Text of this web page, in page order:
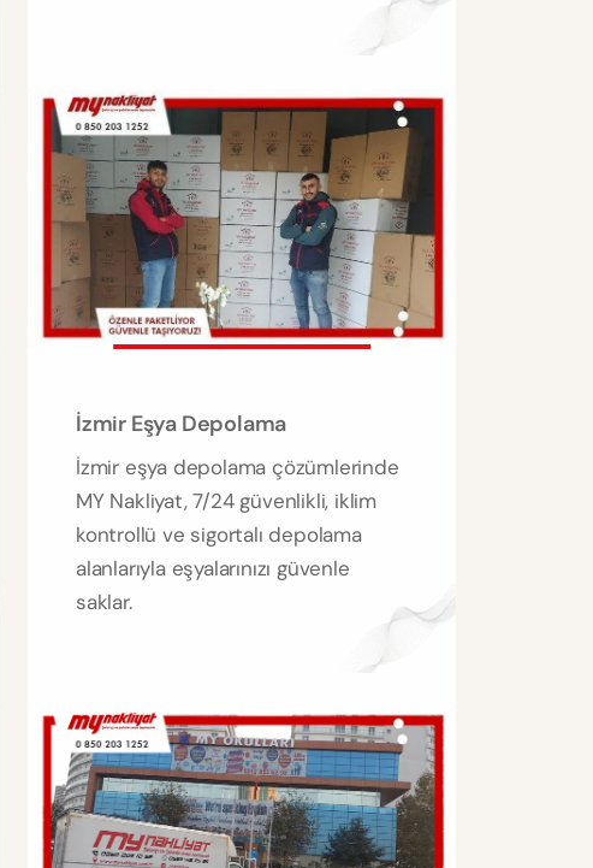
İzmir Eşya Depolama
İzmir eşya depolama çözümlerinde
MY Nakliyat, 7/24 güvenlikli, iklim
kontrollü ve sigortalı depolama
alanlarıyla eşyalarınızı güvenle
saklar.